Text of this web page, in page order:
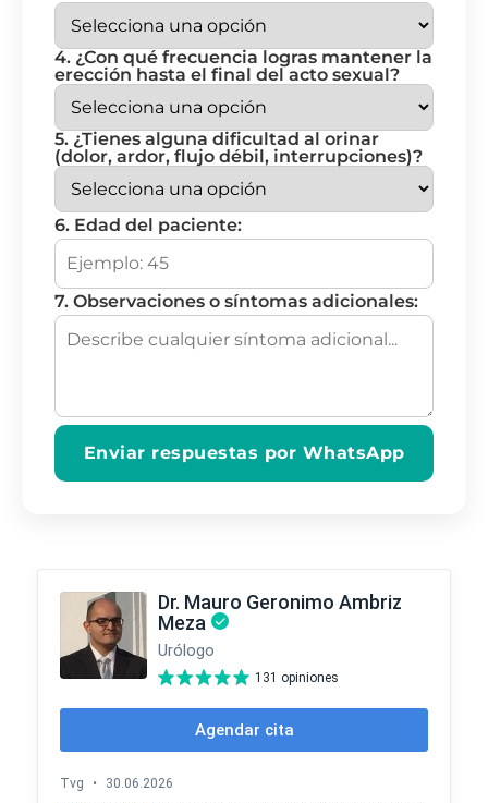
4. ¿Con qué frecuencia logras mantener la
erección hasta el final del acto sexual?
5. ¿Tienes alguna dificultad al orinar
(dolor, ardor, flujo débil, interrupciones)?
6. Edad del paciente:
7. Observaciones o síntomas adicionales:
Enviar respuestas por WhatsApp